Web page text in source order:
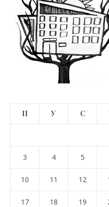
П У С
3 4 5
10 11 12
17 18 19